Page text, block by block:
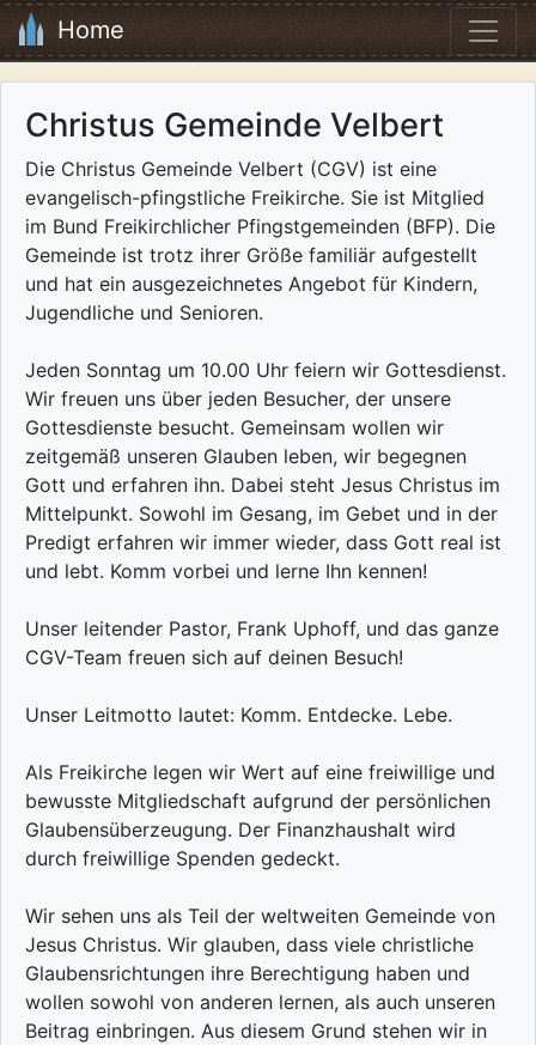
Home
Christus Gemeinde Velbert
Die Christus Gemeinde Velbert (CGV) ist eine
evangelisch-pfingstliche Freikirche. Sie ist Mitglied
im Bund Freikirchlicher Pfingstgemeinden (BFP). Die
Gemeinde ist trotz ihrer Größe familiär aufgestellt
und hat ein ausgezeichnetes Angebot für Kindern,
Jugendliche und Senioren.
Jeden Sonntag um 10.00 Uhr feiern wir Gottesdienst.
Wir freuen uns über jeden Besucher, der unsere
Gottesdienste besucht. Gemeinsam wollen wir
zeitgemäß unseren Glauben leben, wir begegnen
Gott und erfahren ihn. Dabei steht Jesus Christus im
Mittelpunkt. Sowohl im Gesang, im Gebet und in der
Predigt erfahren wir immer wieder, dass Gott real ist
und lebt. Komm vorbei und lerne Ihn kennen!
Unser leitender Pastor, Frank Uphoff, und das ganze
CGV-Team freuen sich auf deinen Besuch!
Unser Leitmotto lautet: Komm. Entdecke. Lebe.
Als Freikirche legen wir Wert auf eine freiwillige und
bewusste Mitgliedschaft aufgrund der persönlichen
Glaubensüberzeugung. Der Finanzhaushalt wird
durch freiwillige Spenden gedeckt.
Wir sehen uns als Teil der weltweiten Gemeinde von
Jesus Christus. Wir glauben, dass viele christliche
Glaubensrichtungen ihre Berechtigung haben und
wollen sowohl von anderen lernen, als auch unseren
Beitrag einbringen. Aus diesem Grund stehen wir in